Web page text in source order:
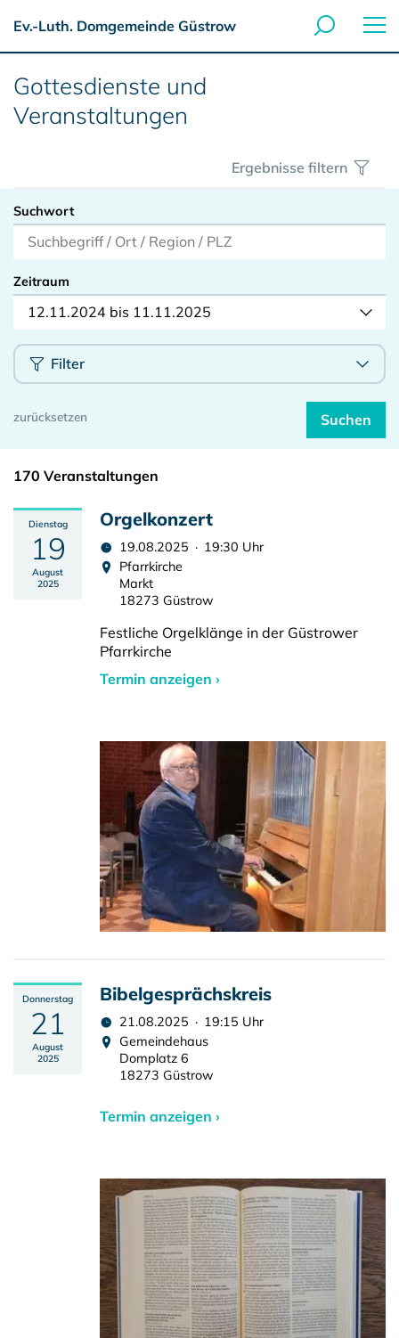
Ev.-Luth. Domgemeinde Güstrow
Gottesdienste und
Veranstaltungen
Ergebnisse filtern
Suchwort
Zeitraum
12.11.2024 bis 11.11.2025
Filter
170 Veranstaltungen
Dienstag
19
August
2025
Orgelkonzert
19.08.2025 · 19:30 Uhr
Pfarrkirche
Markt
18273 Güstrow
Festliche Orgelklänge in der Güstrower
Pfarrkirche
Termin anzeigen ›
Donnerstag
21
August
2025
Bibelgesprächskreis
21.08.2025 · 19:15 Uhr
Gemeindehaus
Domplatz 6
18273 Güstrow
Termin anzeigen ›